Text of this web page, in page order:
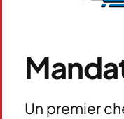
Un premier